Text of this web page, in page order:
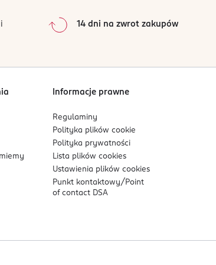
%
wgdata: od najnowszej
14 dni na zwrot zakupów
Informacje prawne
Regulaminy
Polityka plikówcookie
Polityka prywatności
Lista plikówcookies
Ustawienia plikówcookies
Punkt kontaktowy/ Point
of contact DSA